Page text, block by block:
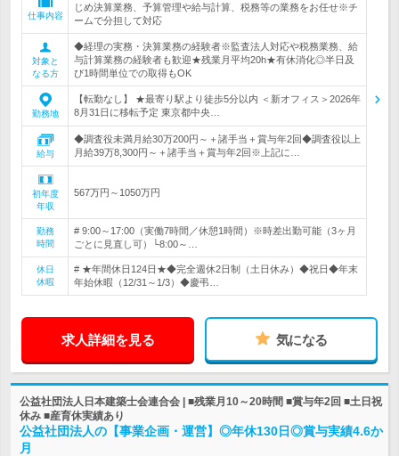
仕事内容
じめ決算業務、予算管理や給与計算、税務等の業務をお任せ※チ
ームで分担して対応
対象と
なる方
◆経理の実務・決算業務の経験者※監査法人対応や税務業務、給
与計算業務の経験者も歓迎★残業月平均20h★有休消化◎半日及
び1時間単位での取得もOK
勤務地
【転勤なし】 ★最寄り駅より徒歩5分以内 ＜新オフィス＞2026年
8月31日に移転予定 東京都中央…
給与
◆調査役未満月給30万200円～＋諸手当＋賞与年2回◆調査役以上
月給39万8,300円～＋諸手当＋賞与年2回※上記に…
初年度
年収
567万円～1050万円
勤務
時間
# 9:00～17:00（実働7時間／休憩1時間）※時差出勤可能（3ヶ月
ごとに見直し可）└8:00～…
休日
休暇
# ★年間休日124日★◆完全週休2日制（土日休み）◆祝日◆年末
年始休暇（12/31～1/3）◆慶弔…
求人詳細を見る 気になる
公益社団法人日本建築士会連合会 | ■残業月10～20時間 ■賞与年2回 ■土日祝
休み ■産育休実績あり
公益社団法人の【事業企画・運営】◎年休130日◎賞与実績4.6か
月